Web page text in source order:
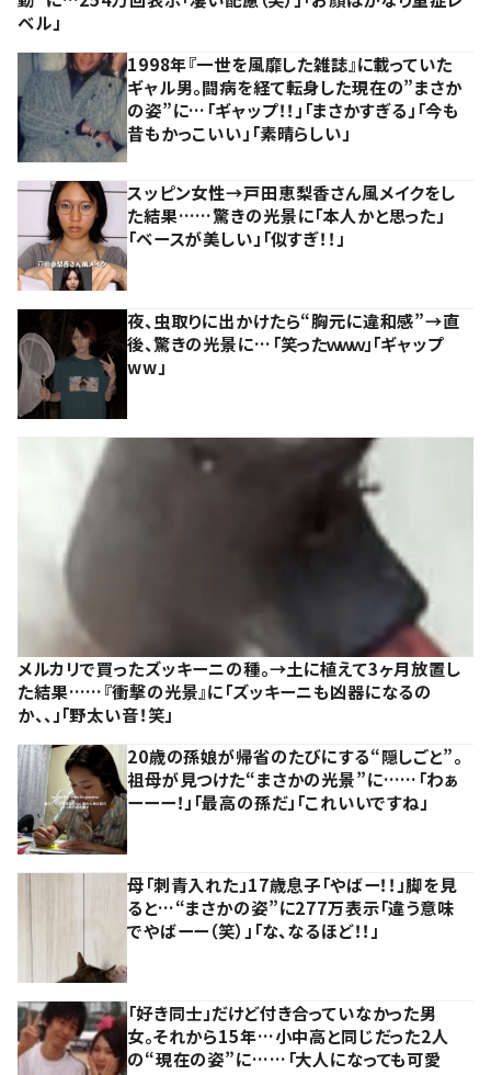
ベル」
1998年『一世を風靡した雑誌』に載っていた
ギャル男。闘病を経て転身した現在の”まさか
の姿”に…「ギャップ！！」「まさかすぎる」「今も
昔もかっこいい」「素晴らしい」
スッピン女性→戸田恵梨香さん風メイクをし
た結果……驚きの光景に「本人かと思った」
「ベースが美しい」「似すぎ！！」
夜、虫取りに出かけたら“胸元に違和感”→直
後、驚きの光景に…「笑ったｗｗｗ」「ギャップ
ww」
メルカリで買ったズッキーニの種。→土に植えて3ヶ月放置し
た結果……『衝撃の光景』に「ズッキーニも凶器になるの
か、、」「野太い音！笑」
20歳の孫娘が帰省のたびにする“隠しごと”。
祖母が見つけた“まさかの光景”に……「わぁ
ーーー！」「最高の孫だ」「これいいですね」
母「刺青入れた」17歳息子「やばー！！」脚を見
ると…“まさかの姿”に277万表示「違う意味
でやばーー（笑）」「な、なるほど！！」
「好き同士」だけど付き合っていなかった男
女。それから15年…小中高と同じだった2人
の“現在の姿”に……「大人になっても可愛